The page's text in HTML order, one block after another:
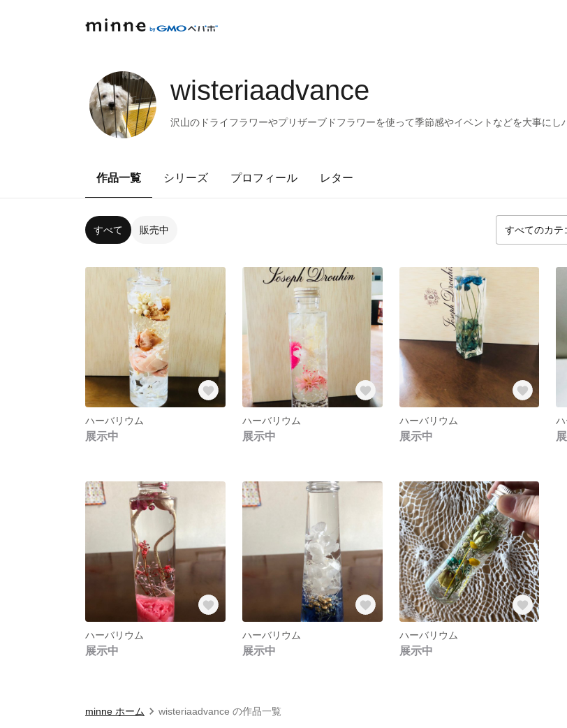
wisteriaadvance
沢山のドライフラワーやプリザーブドフラワーを使って季節感やイベントなどを大事にし
作品一覧 シリーズ プロフィール レター
すべて 販売中
ハーバリウム
展示中
ハーバリウム
展示中
ハーバリウム
展示中
ハーバリウム
展示中
ハーバリウム
展示中
ハーバリウム
展示中
minne ホーム wisteriaadvance の作品一覧